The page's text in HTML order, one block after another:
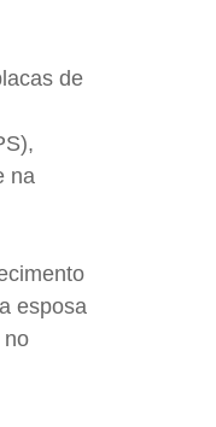
de
na
esposa
no